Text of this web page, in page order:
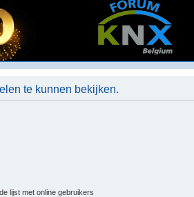
te kunnen bekijken.
lijst met online gebruikers